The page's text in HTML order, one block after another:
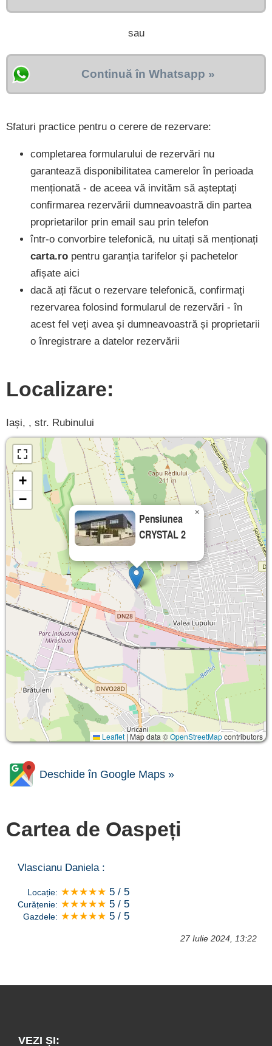
sau
Continuă în Whatsapp »
Sfaturi practice pentru o cerere de rezervare:
completarea formularului de rezervări nu
garantează disponibilitatea camerelor în perioada
menționată - de aceea vă invităm să așteptați
confirmarea rezervării dumneavoastră din partea
proprietarilor prin email sau prin telefon
într-o convorbire telefonică, nu uitați să menționați
carta.ro pentru garanția tarifelor și pachetelor
afișate aici
dacă ați făcut o rezervare telefonică, confirmați
rezervarea folosind formularul de rezervări - în
acest fel veți avea și dumneavoastră și proprietarii
o înregistrare a datelor rezervării
Localizare:
Iași, , str. Rubinului
Pensiunea
CRYSTAL 2
×
+
−
Leaflet | Map data ©OpenStreetMapcontributors
Deschide în Google Maps »
Cartea de Oaspeți
Vlascianu Daniela :
Locație: ★★★★★ 5 / 5
Curățenie: ★★★★★ 5 / 5
Gazdele: ★★★★★ 5 / 5
27 Iulie 2024, 13:22
VEZI ȘI: